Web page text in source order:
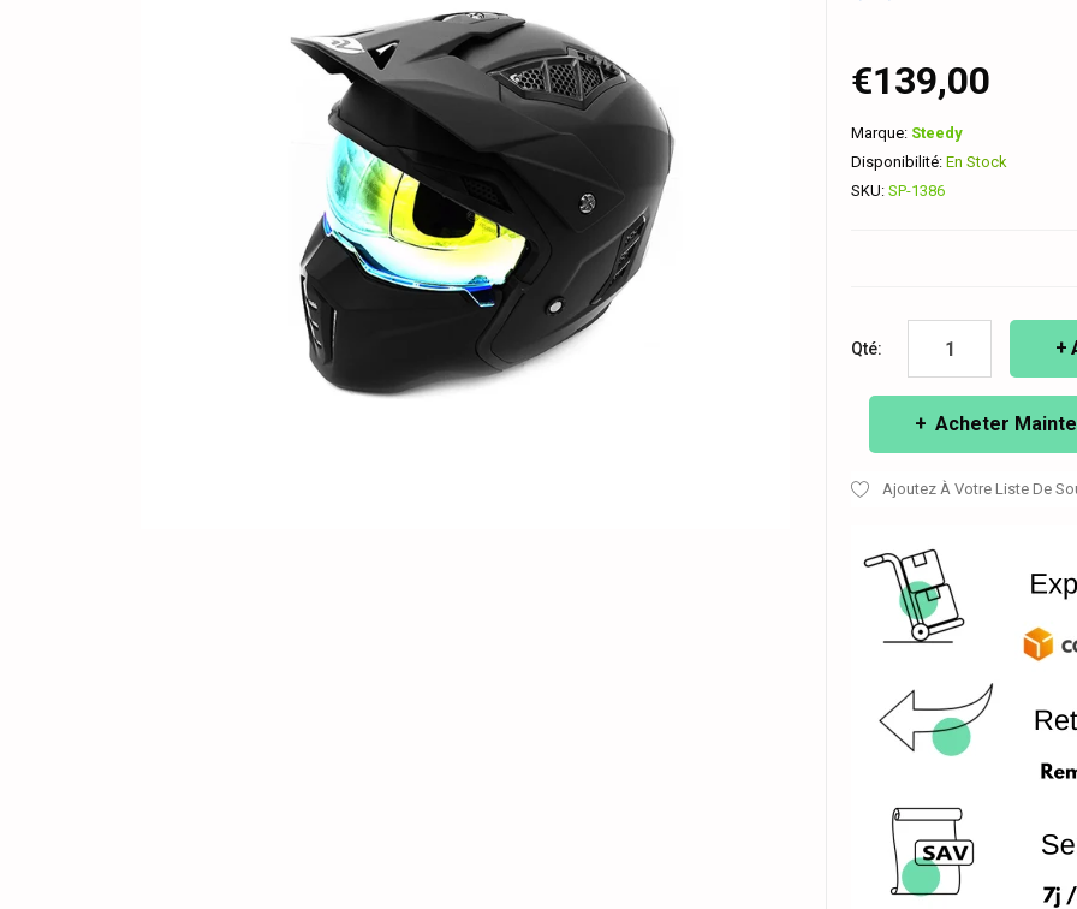
€139,00
Marque: Steedy
Disponibilité: En Stock
SKU: SP-1386
Qté:
Acheter
Ajoutez À Votre Liste De